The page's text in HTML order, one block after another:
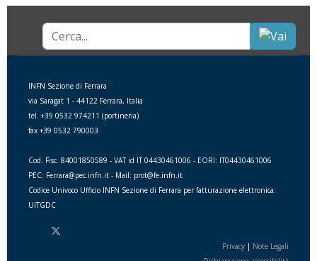
Cerca...
INFN Sezione di Ferrara
via Saragat 1 - 44122 Ferrara, Italia
tel. +39 0532 974211 (portineria)
fax +39 0532 790003
Cod. Fisc. 84001850589 - VAT id IT 04430461006 - EORI: IT04430461006
PEC: Ferrara@pec.infn.it - Mail: prot@fe.infn.it
Codice Univoco Ufficio INFN Sezione di Ferrara per fatturazione elettronica:
UITGDC
Privacy | Note Legali